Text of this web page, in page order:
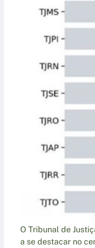
O Tribunal de
a se destacar no